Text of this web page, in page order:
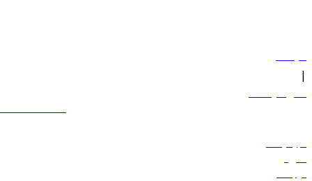
سياساتنا
|
الشروط والأحكام
600 544 445
حجز الرحلات
العروض
الوجهات